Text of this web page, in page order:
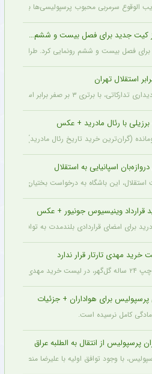
الوقوع سرمربی محبوب پرسپولیسی‌ها به دنیای
جدید برای فصل بیست و ششم + عکس
فصل بیست و ششم رونمایی کرد. طراحی
استقلال تهران
با دبل سعید سحرخیزان و گل یاسر آسانی پیروز شد.
با رئال مادرید + عکس
خرید تاریخ رئال مادرید)، تمدید قرارداد
اسپانیایی به استقلال
قرارداد وینیسیوس جونیور + عکس
مهدی تارتار قرار ندارد
ندارد.
پرسپولیس برای هواداران + جزئیات
کامل نرسیده است.
پرسپولیس از انتقال به الطلبه عراق
با وجود توافق اولیه با علیرضا منصوریان